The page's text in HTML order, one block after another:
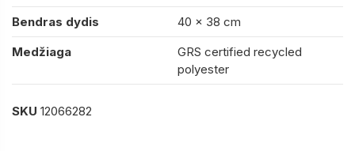
Bendras dydis
40 x 38 cm
Medžiaga
GRS certified recycled
polyester
SKU 12066282